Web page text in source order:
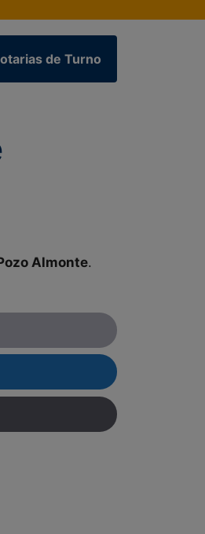
de Turno
Almonte.